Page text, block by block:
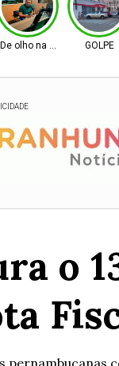
CGU
De olho na Alepe GOLPE
o